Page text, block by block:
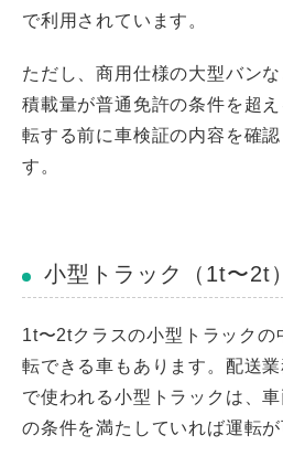
で利用されています。
ただし、商用仕様の大型バン
積載量が普通免許の条件を超
転する前に車検証の内容を確
す。
小型トラック（1t〜2t）
1t〜2tクラスの小型トラックの
転できる車もあります。配送
で使われる小型トラックは、
の条件を満たしていれば運転が